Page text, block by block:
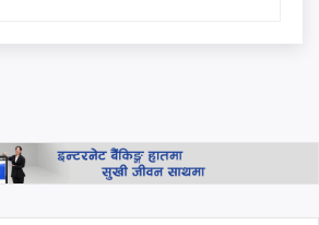
- यी स्थानमा भारी